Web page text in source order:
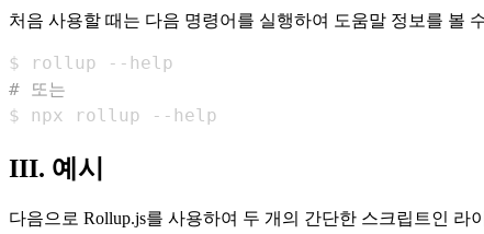
처음 사용할 때는 다음 명령어를 실행하여 도움말 정보를 볼
# 또는
$ npx rollup --help
III. 예시
다음으로 Rollup.js를 사용하여 두 개의 간단한 스크립트인 라